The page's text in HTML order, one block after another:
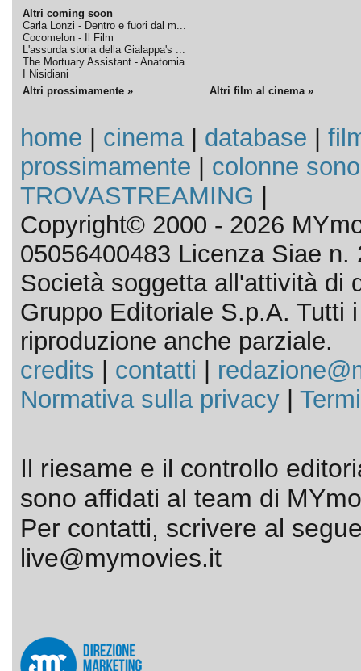
Altri coming soon
Carla Lonzi - Dentro e fuori dal m...
Cocomelon - Il Film
L'assurda storia della Gialappa's ...
The Mortuary Assistant - Anatomia ...
I Nisidiani
Altri prossimamente » Altri film al cinema »
home cinema| database
prossimamente
colonne
TROVASTREAMING
Copyright© 2000 - 2026
05056400483 Licenza Siae n.
Società soggetta all'attività di
Gruppo Editoriale S.p.A. Tutti
riproduzione anche parziale.
credits
contatti
Normativa sulla privacy|
Il riesame e il controllo
sono affidati al team di
Per contatti, scrivere al
live@mymovies.it